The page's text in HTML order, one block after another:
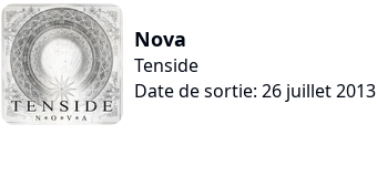
Nova
Tenside
Date de sortie: 26 juillet 2013